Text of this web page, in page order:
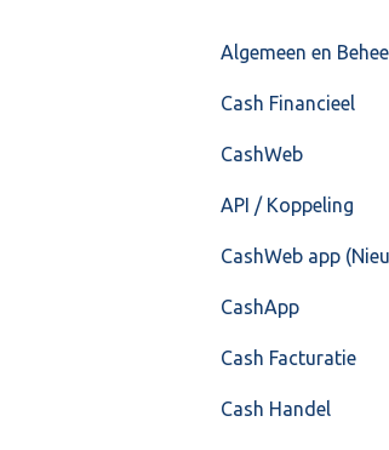
Algemeen en
Bank(koppeling)
Import/Export
Postbus
Training &
Overig
Cash Financieel
Boekhoud
Fiscaal
Overig
CashWeb
CashHero Layout
Mailen vanuit
Algemeen
API / Koppeling
Algemeen
Api 3.0 (SOAP
API 4.0 (REST
CashWeb app
Veel gestelde
CashApp
Cash Facturatie
Factureren
Cash Handel